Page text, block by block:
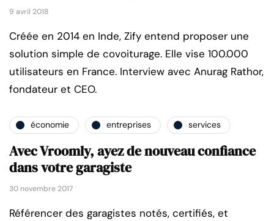
9 avril 2018
Créée en 2014 en Inde, Zify entend proposer une
solution simple de covoiturage. Elle vise 100.000
utilisateurs en France. Interview avec Anurag Rathor,
fondateur et CEO.
économie entreprises services
Avec Vroomly, ayez de nouveau confiance
dans votre garagiste
30 novembre 2017
Référencer des garagistes notés, certifiés, et